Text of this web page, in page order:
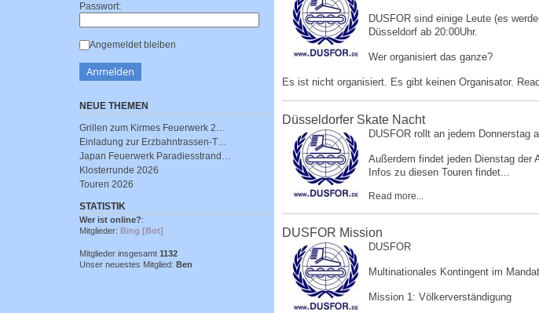
Passwort:
Angemeldet bleiben
NEUE THEMEN
Grillen zum Kirmes Feuerwerk 2…
Einladung zur Erzbahntrassen-T…
Japan Feuerwerk Paradiesstrand…
Klosterrunde 2026
Touren 2026
STATISTIK
Wer ist online?:
Mitglieder: Bing [Bot]
Mitglieder insgesamt 1132
Unser neuestes Mitglied: Ben
DUSFOR sind einige Leute (es
Düsseldorf ab 20:00Uhr.
Wer organisiert das ganze?
Es ist nicht organisiert. Es gibt keinen Organisator.
Düsseldorfer Skate Nacht
DUSFOR rollt an jedem Donnerstag
Außerdem findet jeden Dienstag der
Infos zu diesen Touren findet...
Read more...
DUSFOR Mission
DUSFOR
Multinationales Kontingent im
Mission 1: Völkerverständigung